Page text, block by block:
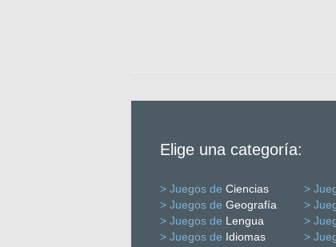
Elige una categoría:
> Juegos de Ciencias >
> Juegos de Geografía >
> Juegos de Lengua >
> Juegos de Idiomas >